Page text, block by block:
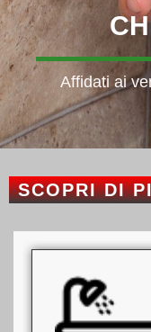
Affidati ai
SCOPRI DI